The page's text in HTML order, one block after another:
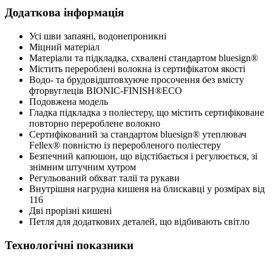
Додаткова інформація
Усі шви запаяні, водонепроникні
Міцний матеріал
Матеріали та підкладка, схвалені стандартом bluesign®
Містить перероблені волокна із сертифікатом якості
Водо- та брудовідштовхуюче просочення без вмісту
фторвуглеців BIONIC-FINISH®ECO
Подовжена модель
Гладка підкладка з поліестеру, що містить сертифіковане
повторно перероблене волокно
Сертифікований за стандартом bluesign® утеплювач
Fellex® повністю із переробленого поліестеру
Безпечний капюшон, що відстібається і регулюється, зі
знімним штучним хутром
Регульований обхват талії та рукави
Внутрішня нагрудна кишеня на блискавці у розмірах від
116
Дві прорізні кишені
Петля для додаткових деталей, що відбивають світло
Технологічні показники